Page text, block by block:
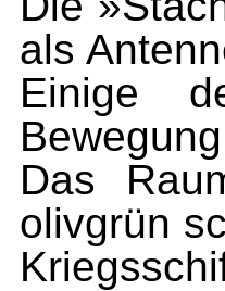
als
Einige
Das
olivgrün